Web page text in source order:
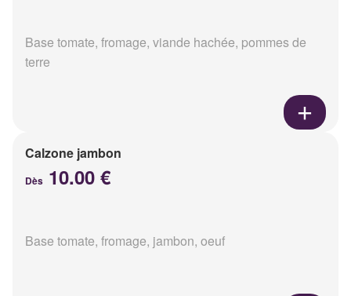
Base tomate, fromage, viande hachée, pommes de
terre
Calzone jambon
Dès 10.00 €
Base tomate, fromage, jambon, oeuf